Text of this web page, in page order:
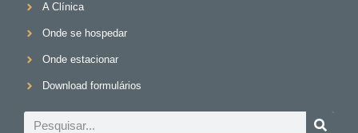
A Clínica
Onde se hospedar
Onde estacionar
Download formulários